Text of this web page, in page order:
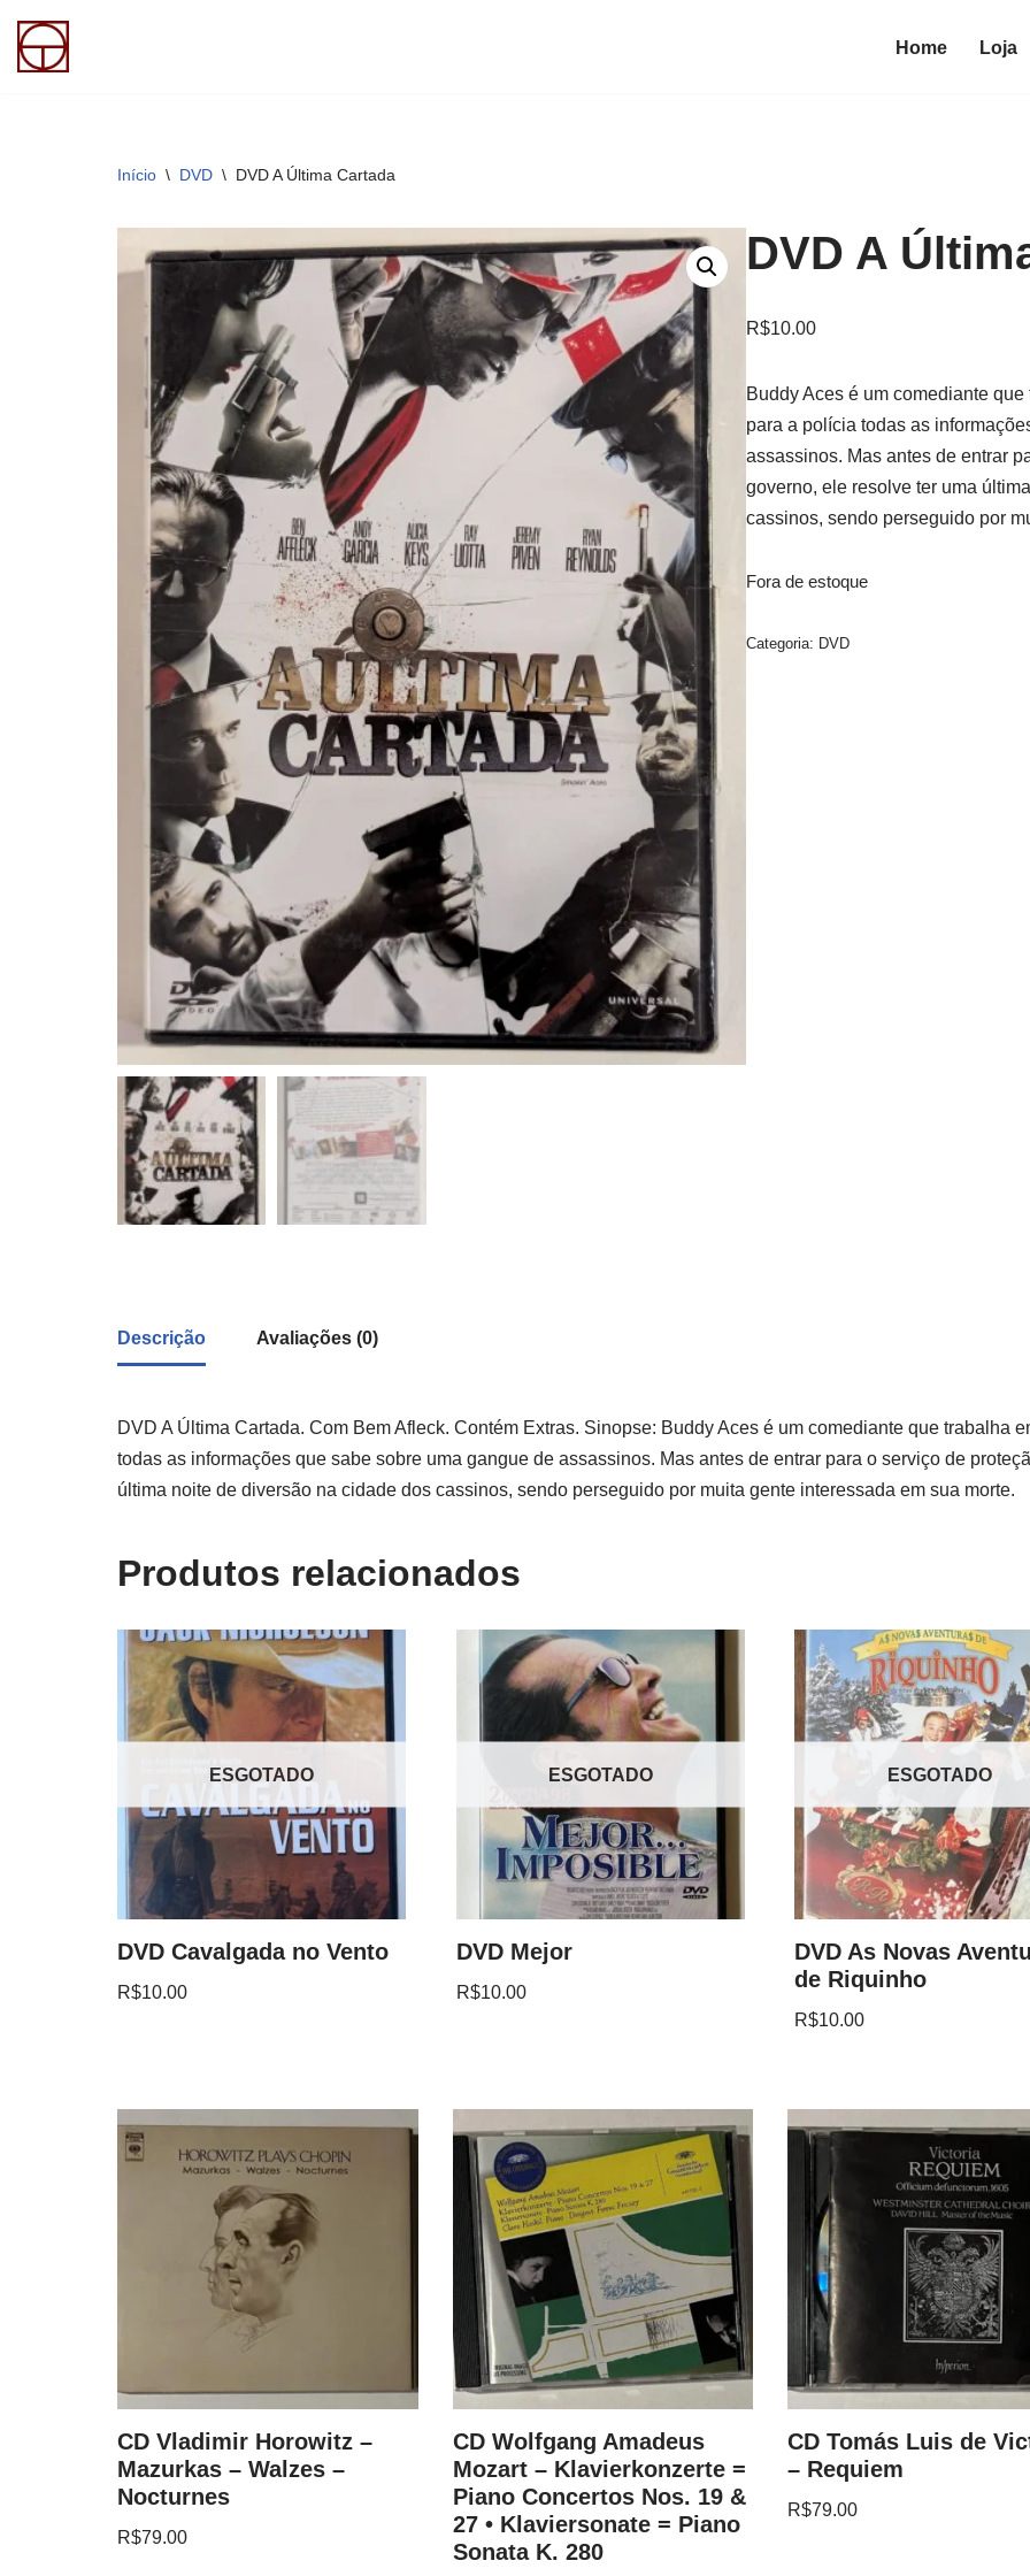
Pular
Home Loja
Início \ DVD \ DVD A Última Cartada
DVD A
R$10.00
Buddy Aces é um comediante
para a polícia todas as
assassinos. Mas antes de entrar
governo, ele resolve ter uma
cassinos, sendo perseguido por
Fora de estoque
Categoria: DVD
Descrição Avaliações (0)
DVD A Última Cartada. Com Bem Afleck. Contém Extras. Sinopse: Buddy Aces é um comediante que trabalha
todas as informações que sabe sobre uma gangue de assassinos. Mas antes de entrar para o serviço de
última noite de diversão na cidade dos cassinos, sendo perseguido por muita gente interessada em sua morte.
Produtos relacionados
ESGOTADO
DVD Cavalgada no Vento
R$10.00
ESGOTADO
DVD Mejor
R$10.00
ESGOTADO
DVD As Novas
de Riquinho
R$10.00
CD Vladimir Horowitz –
Mazurkas – Walzes –
Nocturnes
R$79.00
CD Wolfgang Amadeus
Mozart – Klavierkonzerte =
Piano Concertos Nos. 19 &
27 • Klaviersonate = Piano
Sonata K. 280
CD Tomás Luis de
– Requiem
R$79.00